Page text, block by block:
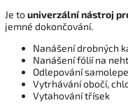
Je touniverzální nástroj
jemné dokončování.
Nanášení drobných
Nanášení fólií na
Odlepování
Vytrhávání obočí,
Vytahování třísek